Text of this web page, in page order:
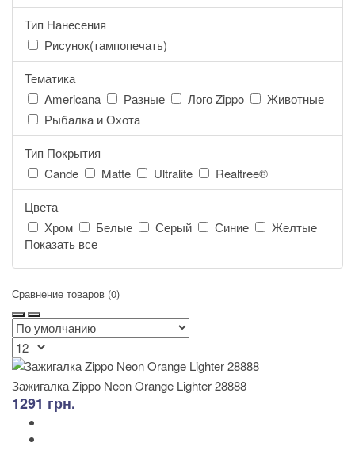
Тип Нанесения
Рисунок(тампопечать)
Тематика
Americana
Разные Лого Zippo
Животные
Рыбалка и Охота
Тип Покрытия
Cande
Matte Ultralite
Realtree®
Цвета
Хром
Белые Серый Синие
Желтые
Показать все
Сравнение товаров (0)
Зажигалка Zippo Neon Orange Lighter 28888
1291 грн.